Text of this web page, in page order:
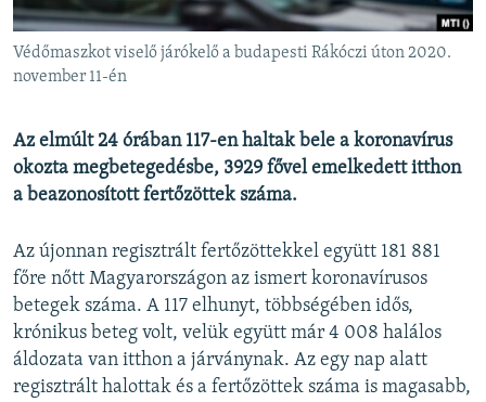
A MÚLT TANULSÁGAI
KÖVESSEN MINKET!
Valamennyi RFE/RL weboldal
Védőmaszkot viselő járókelő a budapesti Rákóczi úton 2020.
november 11-én
Az elmúlt 24 órában 117-en haltak bele a koronavírus
okozta megbetegedésbe, 3929 fővel emelkedett itthon
a beazonosított fertőzöttek száma.
Az újonnan regisztrált fertőzöttekkel együtt 181 881
főre nőtt Magyarországon az ismert koronavírusos
betegek száma. A 117 elhunyt, többségében idős,
krónikus beteg volt, velük együtt már 4 008 halálos
áldozata van itthon a járványnak. Az egy nap alatt
regisztrált halottak és a fertőzöttek száma is magasabb,